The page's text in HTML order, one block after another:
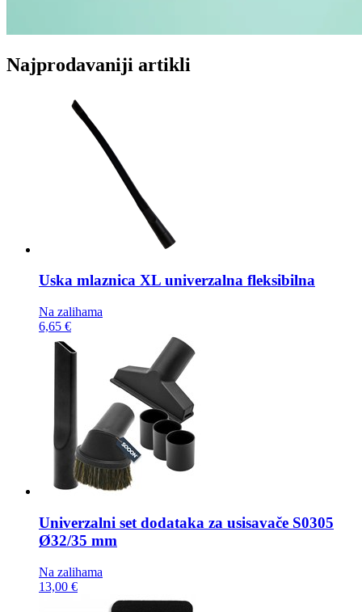
Najprodavaniji artikli
Uska mlaznica XL univerzalna fleksibilna
Na zalihama
6,65 €
Univerzalni set dodataka za usisavače S0305
Ø32/35 mm
Na zalihama
13,00 €